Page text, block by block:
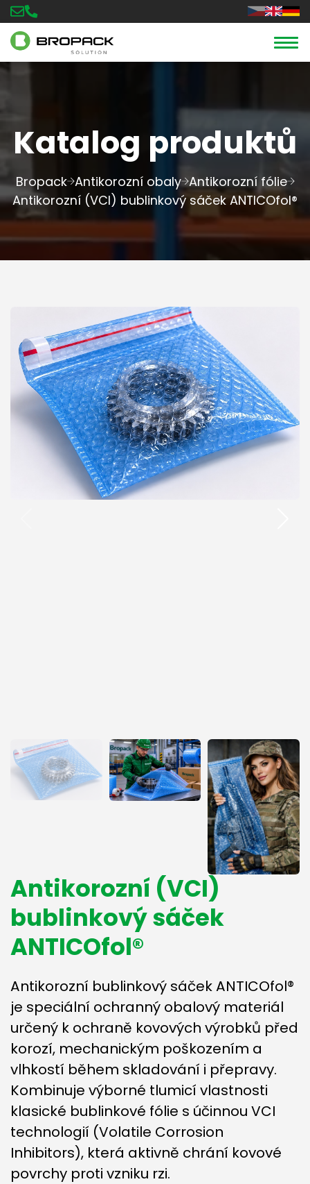
Katalog produktů
Bropack Antikorozní obaly Antikorozní fólie
Antikorozní (VCI) bublinkový sáček ANTICOfol®
Antikorozní (VCI)
bublinkový sáček
ANTICOfol®
Antikorozní bublinkový sáček ANTICOfol®
je speciální ochranný obalový materiál
určený k ochraně kovových výrobků před
korozí, mechanickým poškozením a
vlhkostí během skladování i přepravy.
Kombinuje výborné tlumicí vlastnosti
klasické bublinkové fólie s účinnou VCI
technologií (Volatile Corrosion
Inhibitors), která aktivně chrání kovové
povrchy proti vzniku rzi.